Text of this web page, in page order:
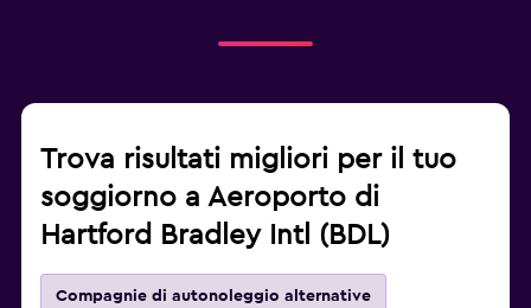
Trova risultati migliori per il tuo
soggiorno a Aeroporto di
Hartford Bradley Intl (BDL)
Compagnie di autonoleggio alternative